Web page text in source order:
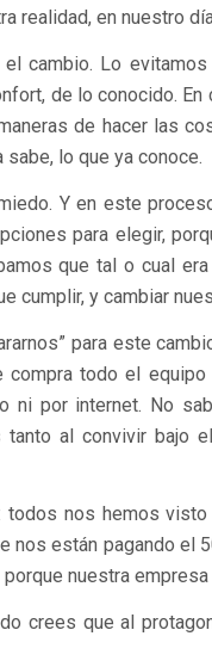
realidad, en nuestro
cambio. Lo
de lo conocido.
de hacer las
lo que ya conoce.
Y en este
para elegir,
que tal o cual
cumplir, y cambiar
para este
todo el
ni por internet. No
tanto al convivir bajo
nos hemos
nos están pagando el
nuestra
crees que al